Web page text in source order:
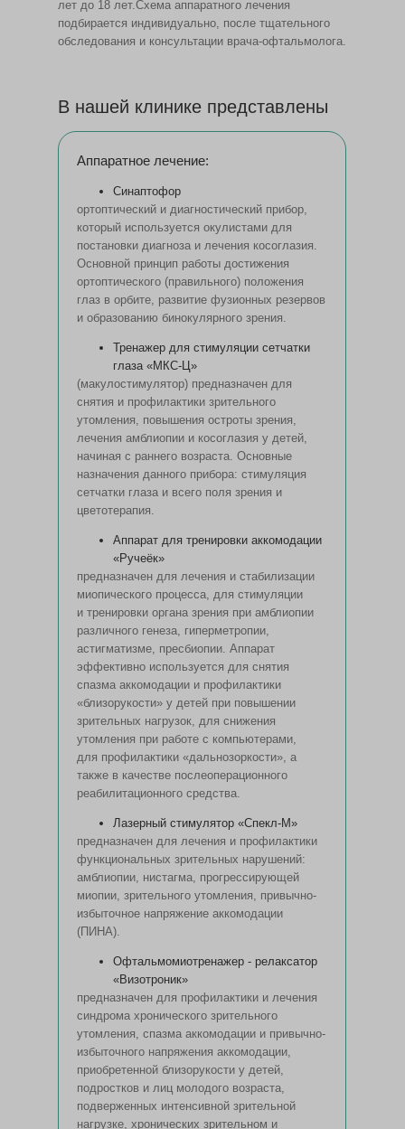
лет до 18 лет.Схема аппаратного лечения
подбирается индивидуально, после тщательного
обследования и консультации врача-офтальмолога.
В нашей клинике представлены
Аппаратное лечение:
Синаптофор
ортоптический и диагностический прибор,
который используется окулистами для
постановки диагноза и лечения косоглазия.
Основной принцип работы достижения
ортоптического (правильного) положения
глаз в орбите, развитие фузионных резервов
и образованию бинокулярного зрения.
Тренажер для стимуляции сетчатки
глаза «МКС-Ц»
(макулостимулятор) предназначен для
снятия и профилактики зрительного
утомления, повышения остроты зрения,
лечения амблиопии и косоглазия у детей,
начиная с раннего возраста. Основные
назначения данного прибора: стимуляция
сетчатки глаза и всего поля зрения и
цветотерапия.
Аппарат для тренировки аккомодации
«Ручеёк»
предназначен для лечения и стабилизации
миопического процесса, для стимуляции
и тренировки органа зрения при амблиопии
различного генеза, гиперметропии,
астигматизме, пресбиопии. Аппарат
эффективно используется для снятия
спазма аккомодации и профилактики
«близорукости» у детей при повышении
зрительных нагрузок, для снижения
утомления при работе с компьютерами,
для профилактики «дальнозоркости», а
также в качестве послеоперационного
реабилитационного средства.
Лазерный стимулятор «Спекл-М»
предназначен для лечения и профилактики
функциональных зрительных нарушений:
амблиопии, нистагма, прогрессирующей
миопии, зрительного утомления, привычно-
избыточное напряжение аккомодации
(ПИНА).
Офтальмомиотренажер - релаксатор
«Визотроник»
предназначен для профилактики и лечения
синдрома хронического зрительного
утомления, спазма аккомодации и привычно-
избыточного напряжения аккомодации,
приобретенной близорукости у детей,
подростков и лиц молодого возраста,
подверженных интенсивной зрительной
нагрузке, хронических зрительном и